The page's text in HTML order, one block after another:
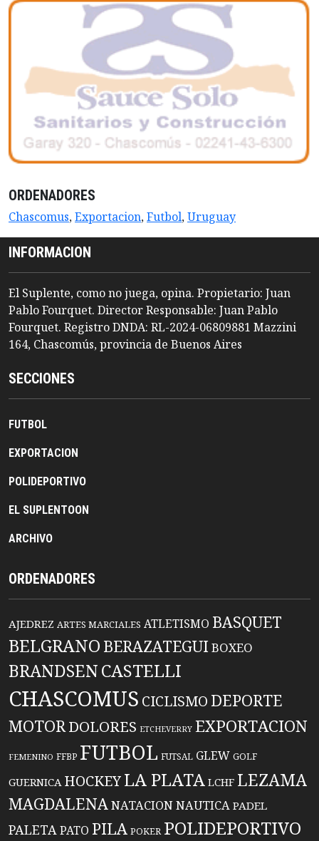
ORDENADORES
Chascomus,Exportacion,Futbol,Uruguay
INFORMACION
El Suplente, como no juega, opina. Propietario: Juan
Pablo Fourquet. Director Responsable: Juan Pablo
Fourquet. Registro DNDA: RL-2024-06809881 Mazzini
164, Chascomús, provincia de Buenos Aires
SECCIONES
FUTBOL
EXPORTACION
POLIDEPORTIVO
EL SUPLENTOON
ARCHIVO
ORDENADORES
AJEDREZ ARTES MARCIALES ATLETISMO BASQUET
BELGRANO BERAZATEGUIBOXEO
BRANDSENCASTELLI
CHASCOMUS CICLISMO DEPORTE
MOTORDOLORES ETCHEVERRY EXPORTACION
FEMENINO FFBP FUTBOL FUTSAL GLEW GOLF
GUERNICA HOCKEYLA PLATA LCHF LEZAMA
MAGDALENANATACIONNAUTICA PADEL
PALETAPATO PILA POKER POLIDEPORTIVO